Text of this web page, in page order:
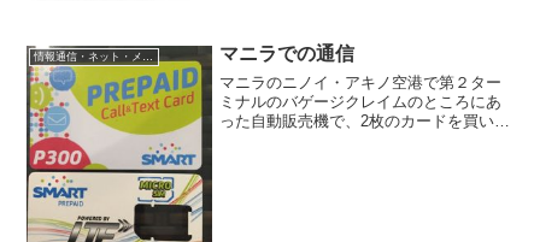
「国保逃れ」をした議員6名...
マニラでの通信
マニラのニノイ・アキノ空港で第２ター
ミナルのバゲージクレイムのところにあ
った自動販売機で、2枚のカードを買いま